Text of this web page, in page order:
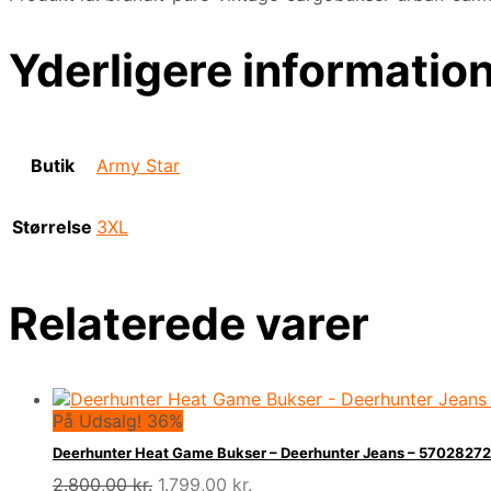
Yderligere
Butik Army Star
Størrelse 3XL
Relaterede varer
På Udsalg! 36%
Deerhunter Heat Game Bukser – Deerhunter Jeans –
2.800,00kr. Den
1.799,00 kr.